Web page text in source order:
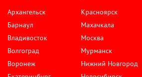
Архангельск
Барнаул
Владивосток
Волгоград
Воронеж
Красноярск
Махачкала
Москва
Мурманск
Нижний Новгород